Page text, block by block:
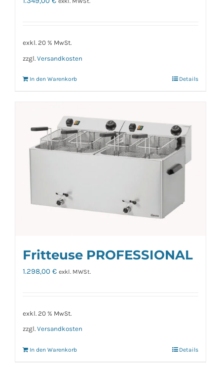
exkl. 20 % MwSt.
zzgl. Versandkosten
In den Warenkorb Details
Fritteuse PROFESSIONAL
1.298,00 € exkl. MWSt.
exkl. 20 % MwSt.
zzgl. Versandkosten
In den Warenkorb Details